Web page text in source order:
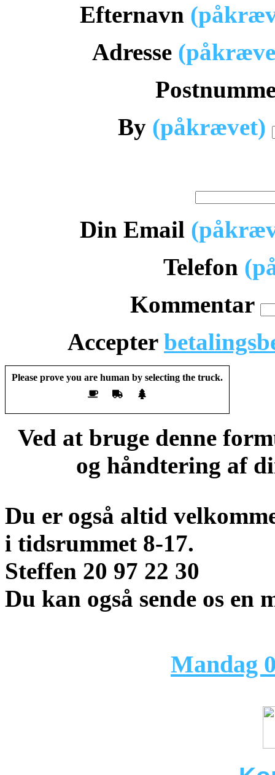
Efternavn
Adresse
By (påkrævet)
Din Email
Telefon
Kommentar
Accepter
Please prove you are human by selecting the truck.
Ved at bruge denne
og håndtering af
Du er også altid
i tidsrummet 8-17.
Steffen 20 97 22 30
Du kan også sende os en
Mandag